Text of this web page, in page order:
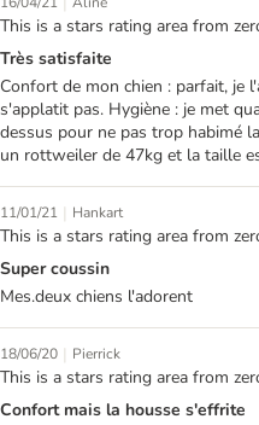
This is a stars rating area from
Très satisfaite
Confort de mon chien : parfait, je
s'applatit pas. Hygiène : je met
dessus pour ne pas trop habimé
un rottweiler de 47kg et la taille
11/01/21 | Hankart
This is a stars rating area from
Super coussin
Mes.deux chiens l'adorent
18/06/20 | Pierrick
This is a stars rating area from
Confort mais la housse s'effrite